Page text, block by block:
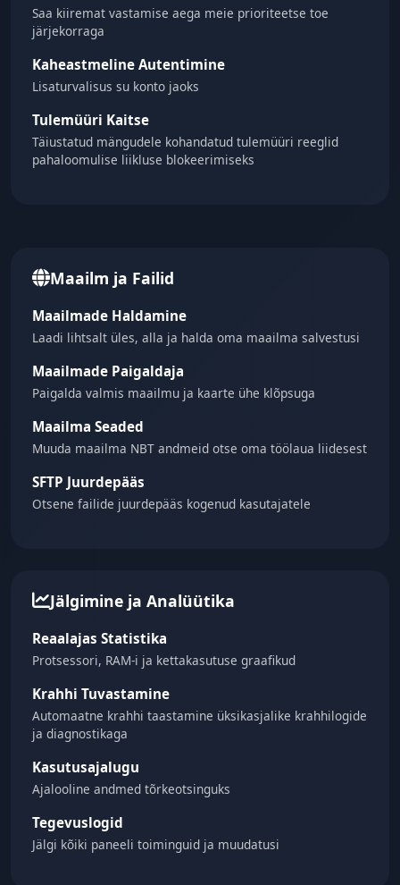
Saa kiiremat vastamise aega meie prioriteetse toe
järjekorraga
Kaheastmeline Autentimine
Lisaturvalisus su konto jaoks
Tulemüüri Kaitse
Täiustatud mängudele kohandatud tulemüüri reeglid
pahaloomulise liikluse blokeerimiseks
Maailm ja Failid
Maailmade Haldamine
Laadi lihtsalt üles, alla ja halda oma maailma salvestusi
Maailmade Paigaldaja
Paigalda valmis maailmu ja kaarte ühe klõpsuga
Maailma Seaded
Muuda maailma NBT andmeid otse oma töölaua liidesest
SFTP Juurdepääs
Otsene failide juurdepääs kogenud kasutajatele
Jälgimine ja Analüütika
Reaalajas Statistika
Protsessori, RAM-i ja kettakasutuse graafikud
Krahhi Tuvastamine
Automaatne krahhi taastamine üksikasjalike krahhilogide
ja diagnostikaga
Kasutusajalugu
Ajalooline andmed tõrkeotsinguks
Tegevuslogid
Jälgi kõiki paneeli toiminguid ja muudatusi